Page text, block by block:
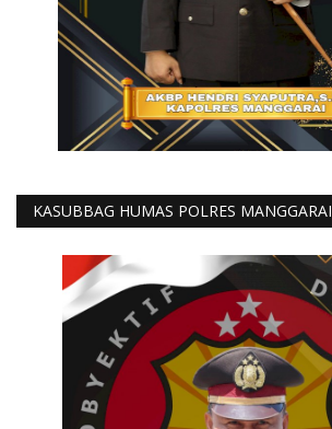
KASUBBAG HUMAS POLRES MANGGARAI